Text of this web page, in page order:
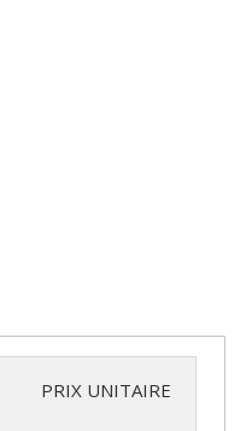
PRIX UNITAIRE